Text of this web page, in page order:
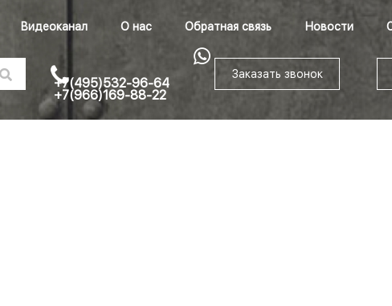
Видеоканал О нас Обратная связь Новости
+7(495)532-96-64
+7(966)169-88-22
Заказать звонок